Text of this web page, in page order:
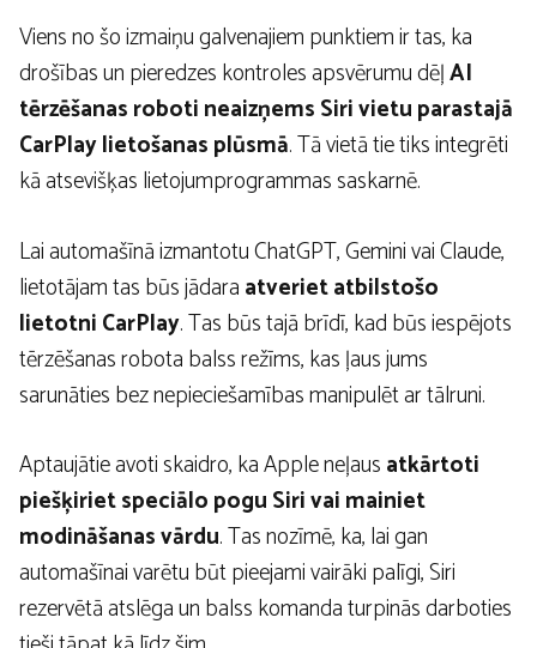
Viens no šo izmaiņu galvenajiem punktiem ir tas, ka
drošības un pieredzes kontroles apsvērumu dēļAI
tērzēšanas roboti neaizņems Siri vietu parastajā
CarPlay lietošanas plūsmā. Tā vietā tie tiks integrēti
kā atsevišķas lietojumprogrammas saskarnē.
Lai automašīnā izmantotu ChatGPT, Gemini vai Claude,
lietotājam tas būs jādaraatveriet atbilstošo
lietotni CarPlay. Tas būs tajā brīdī, kad būs iespējots
tērzēšanas robota balss režīms, kas ļaus jums
sarunāties bez nepieciešamības manipulēt ar tālruni.
Aptaujātie avoti skaidro, ka Apple neļausatkārtoti
piešķiriet speciālo pogu Siri vai mainiet
modināšanas vārdu. Tas nozīmē, ka, lai gan
automašīnai varētu būt pieejami vairāki palīgi, Siri
rezervētā atslēga un balss komanda turpinās darboties